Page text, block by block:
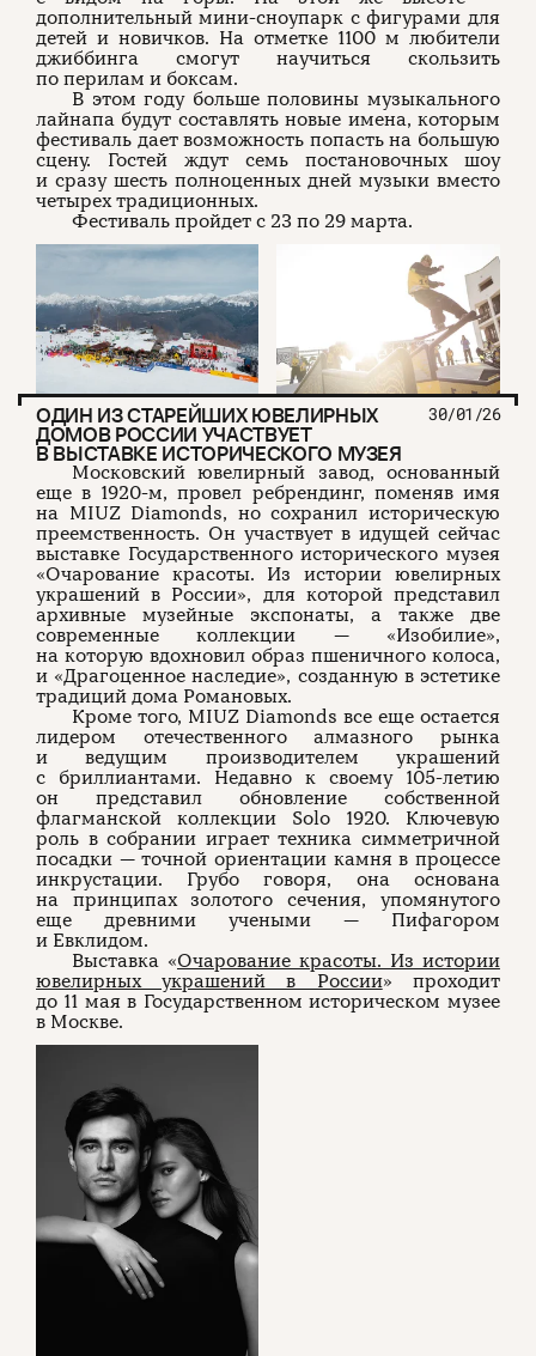
дополнительный мини-сноупарк с фигурами для
детей и новичков. На отметке 1100 м любители
джиббинга смогут научиться скользить
по перилам и боксам.
В этом году больше половины музыкального
лайнапа будут составлять новые имена, которым
фестиваль дает возможность попасть на большую
сцену. Гостей ждут семь постановочных шоу
и сразу шесть полноценных дней музыки вместо
четырех традиционных.
Фестиваль пройдет с 23 по 29 марта.
ОДИН ИЗ СТАРЕЙШИХ ЮВЕЛИРНЫХ
ДОМОВ РОССИИ УЧАСТВУЕТ
В ВЫСТАВКЕ ИСТОРИЧЕСКОГО МУЗЕЯ
30/01/26
Московский ювелирный завод, основанный
еще в 1920-м, провел ребрендинг, поменяв имя
на MIUZ Diamonds, но сохранил историческую
преемственность. Он участвует в идущей сейчас
выставке Государственного исторического музея
«Очарование красоты. Из истории ювелирных
украшений в России», для которой представил
архивные музейные экспонаты, а также две
современные коллекции — «Изобилие»,
на которую вдохновил образ пшеничного колоса,
и «Драгоценное наследие», созданную в эстетике
традиций дома Романовых.
Кроме того, MIUZ Diamonds все еще остается
лидером отечественного алмазного рынка
и ведущим производителем украшений
с бриллиантами. Недавно к своему 105-летию
он представил обновление собственной
флагманской коллекции Solo 1920. Ключевую
роль в собрании играет техника симметричной
посадки — точной ориентации камня в процессе
инкрустации. Грубо говоря, она основана
на принципах золотого сечения, упомянутого
еще древними учеными — Пифагором
и Евклидом.
Выставка «Очарование красоты. Из истории
ювелирных украшений в России» проходит
до 11 мая в Государственном историческом музее
в Москве.